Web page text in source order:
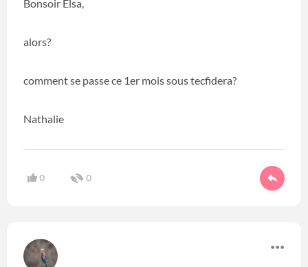
Bonsoir Elsa,
alors?
comment se passe ce 1er mois sous tecfidera?
Nathalie
0 0